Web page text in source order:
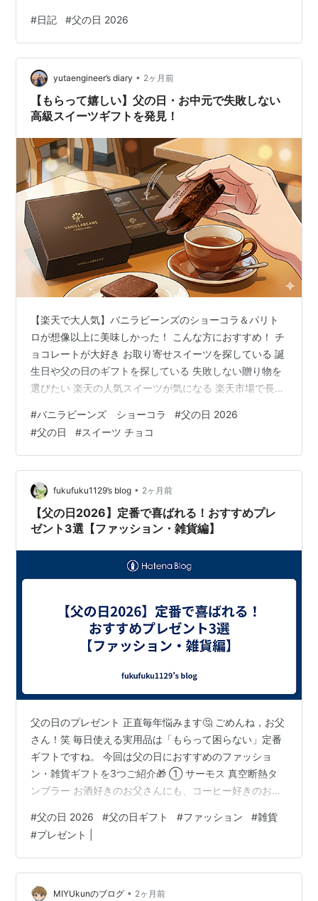
楽天市場などの通販を利用して送っている。母の日、父
の日限定のラッピングをしてくれるので助かっている。
今年は今度の日曜日が父の日。そろそろ手配しないと売
り切れの品も増えるだけでなく、父の日を配達日に指定
できなくなる。（幾度となく経験済み） 通販サイトを見
ると、父の日のギフトとしてお酒やネ…
#日記 #父の日 2026
yutaengineer’s diary • 2ヶ月前
【もらって嬉しい】父の日・お中元で失敗しない
高級スイーツギフトを発見！
【楽天で大人気】バニラビーンズのショーコラ＆パリト
ロが想像以上に美味しかった！ こんな方におすすめ！ チ
ョコレートが大好き お取り寄せスイーツを探している 誕
生日や父の日のギフトを探している 失敗しない贈り物を
選びたい 楽天の人気スイーツが気になる 楽天市場で長年
ズ。 その中でも特に人気なのがショーコラ＆パリトロで
す。 口コミ評価も非常に高く、「一度食べたら忘れられ
ない」と話題のチョコレートスイーツなんです。 ショー
コラ＆パリトロとは？ ショーコラは濃厚な生チョコレー
トをサクサクのクッキーで挟んだ人気商品。 パリトロは
3層仕立ての贅沢なチョコレー…
#バニラビーンズ ショーコラ #父の日 2026
#父の日 #スイーツ チョコ
fukufuku1129’s blog • 2ヶ月前
【父の日2026】定番で喜ばれる！おすすめプレ
ゼント3選【ファッション・雑貨編】
父の日のプレゼント 正直毎年悩みます🤔 ごめんね，お父
さん！笑 毎日使える実用品は「もらって困らない」定番
ギフトですね。 今回は父の日におすすめのファッショ
ン・雑貨ギフトを3つご紹介🎁 ① サーモス 真空断熱タ
ンブラー お酒好きのお父さんにも、コーヒー好きのお父
冷・保温性能が高く、季節を問わず大活躍💪 ✔ 氷が溶け
にくい ✔ 温かい飲み物も冷めにくい ✔ 毎日使える実用
性抜群アイテム 「何を贈るか迷ったらコレ」と言われる
ほど人気の父の日ギフト🎁 リンク ② ラコステ ポロシャ
ツ 父の日の定番ファッションギフトといえばポロシャツ
#父の日 2026 #父の日ギフト #ファッション #雑貨
#プレゼント |
MIYUkunのブログ • 2ヶ月前